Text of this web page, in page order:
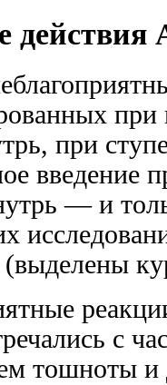
действия
при
введение
— и
с
тошноты и